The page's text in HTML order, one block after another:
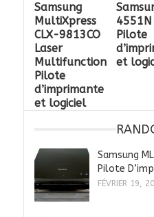
Samsung
MultiXpress
CLX-9813CO
Laser
Multifunction
Pilote
d’imprimante
et logiciel
Pilote
et
Samsung
Pilote
FÉVRIER 19,